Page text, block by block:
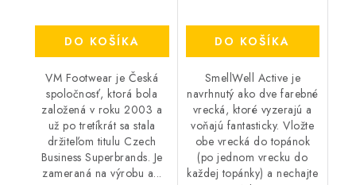
DO KOŠÍKA
VM Footwear je Česká
spoločnosť, ktorá bola
založená v roku 2003 a
už po tretíkrát sa stala
držiteľom titulu Czech
Business Superbrands. Je
zameraná na výrobu a...
DO KOŠÍKA
SmellWell Active je
navrhnutý ako dve farebné
vrecká, ktoré vyzerajú a
voňajú fantasticky. Vložte
obe vrecká do topánok
(po jednom vrecku do
každej topánky) a nechajte